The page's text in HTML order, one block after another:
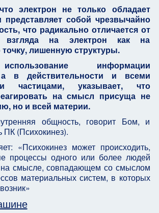
электрон не только обладает
представляет собой чрезвычайно
что радикально отличается от
взгляда на электрон как на
лишенную структуры.
информации
а в действительности и всеми
частицами, указывает, что
на смысл присуща не
но и всей материи.
общность, говорит Бом, и
ПК (Психокинез).
«Психокинез может происходить,
процессы одного или более людей
смысле, совпадающем со смыслом
материальных систем, в которых